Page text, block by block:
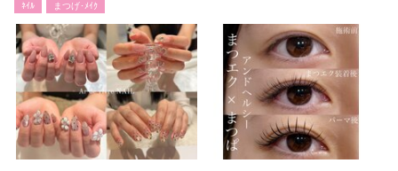
ﾈｲﾙ まつげ･ﾒｲｸ